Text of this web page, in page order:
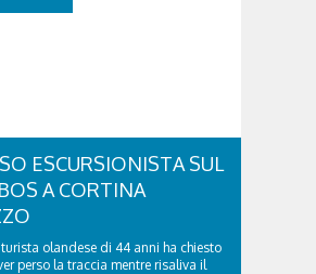
ESCURSIONISTA SUL
A CORTINA
turista olandese di 44 anni ha chiesto
perso la traccia mentre risaliva il